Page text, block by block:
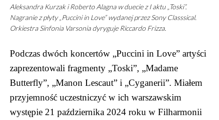
Aleksandra Kurzak i Roberto Alagna w duecie z I aktu „Toski”.
Nagranie z płyty „Puccini in Love” wydanej przez Sony Classsical.
Orkiestra Sinfonia Varsonia dyryguje Riccardo Frizza.
Podczas dwóch koncertów „Puccini in Love” artyści
zaprezentowali fragmenty „Toski”, „Madame
Butterfly”, „Manon Lescaut” i „Cyganerii”. Miałem
przyjemność uczestniczyć w ich warszawskim
występie 21 października 2024 roku w Filharmonii